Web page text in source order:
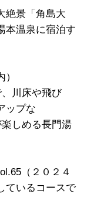
絶景「角島大
本温泉に宿泊す
川床や飛び
ップな
しめる長門湯
（２０２４
ているコースで